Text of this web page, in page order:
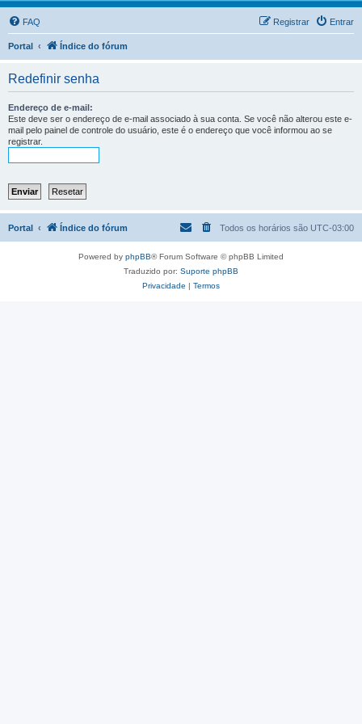
FAQ Entrar
Registrar
Portal Índice do fórum
Redefinir senha
Endereço de e-mail:
Este deve ser o endereço de e-mail associado à sua conta. Se você não alterou este e-
mail pelo painel de controle do usuário, este é o endereço que você informou ao se
registrar.
Portal Índice do fórum Todos os horários são UTC-03:00
Powered by phpBB® Forum Software © phpBB Limited
Traduzido por: Suporte phpBB
Privacidade | Termos